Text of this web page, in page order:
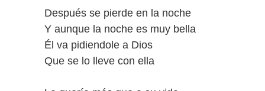
Después se pierde en la noche
Y aunque la noche es muy bella
Él va pidiendole a Dios
Que se lo lleve con ella